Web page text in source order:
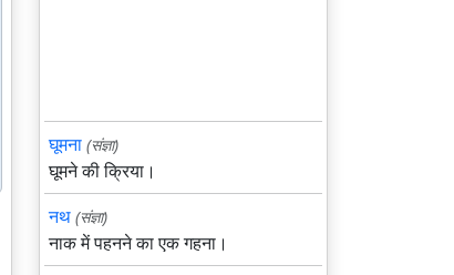
घूमना (संज्ञा)
घूमने की क्रिया।
नथ (संज्ञा)
नाक में पहनने का एक गहना।